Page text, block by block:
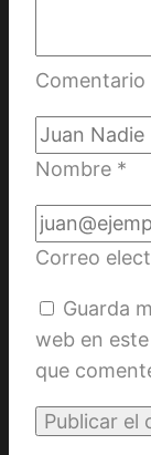
Comentario
Nombre *
Correo
Guarda
web en
que